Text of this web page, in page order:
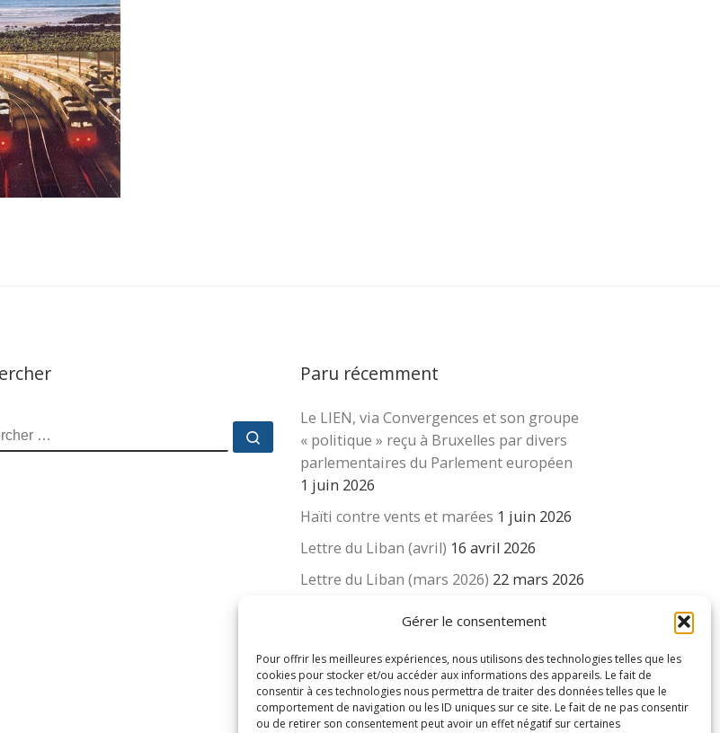
Gérer le consentement
Pour offrir les meilleures expériences, nous utilisons des technologies telles que les
cookies pour stocker et/ou accéder aux informations des appareils. Le fait de
consentir à ces technologies nous permettra de traiter des données telles que le
comportement de navigation ou les ID uniques sur ce site. Le fait de ne pas consentir
ou de retirer son consentement peut avoir un effet négatif sur certaines
Rechercher …
Paru récemment
Le LIEN, via Convergences et son groupe
« politique » reçu à Bruxelles par divers
parlementaires du Parlement européen
1 juin 2026
Haïti contre vents et marées 1 juin 2026
Lettre du Liban (avril) 16 avril 2026
Lettre du Liban (mars 2026) 22 mars 2026
suisse des enseignants….
16 mars 2026